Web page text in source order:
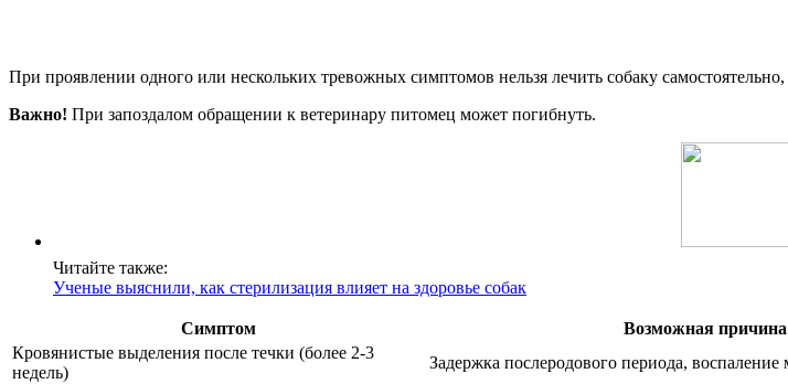
При проявлении одного или нескольких тревожных симптомов нельзя лечить собаку
Важно! При запоздалом обращении к ветеринару питомец может погибнуть.
Читайте также:
Ученые выяснили, как стерилизация влияет на здоровье собак
Симптом Возможная причина
Кровянистые выделения после течки (более 2-3
недель)
Задержка послеродового периода, воспаление